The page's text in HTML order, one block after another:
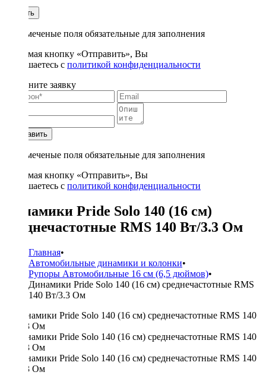
Купить
* - отмеченые поля обязательные для заполнения
Нажимая кнопку «Отправить», Вы
соглашаетесь с политикой конфиденциальности
Заполните заявку
Отправить
* - отмеченые поля обязательные для заполнения
Нажимая кнопку «Отправить», Вы
соглашаетесь с политикой конфиденциальности
Динамики Pride Solo 140 (16 см)
среднечастотные RMS 140 Вт/3.3 Ом
Главная•
Автомобильные динамики и колонки•
Рупоры Автомобильные 16 см (6,5 дюймов)•
Динамики Pride Solo 140 (16 см) среднечастотные RMS
140 Вт/3.3 Ом